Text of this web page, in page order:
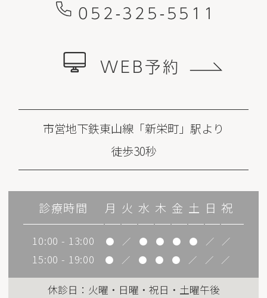
052-325-5511
WEB予約
市営地下鉄東山線「新栄町」駅より
徒歩30秒
診療時間 月 火 水 木 金 土 日 祝
10:00 - 13:00 ● ／ ● ● ● ● ／ ／
15:00 - 19:00 ● ／ ● ● ● ／ ／ ／
休診日：火曜・日曜・祝日・土曜午後